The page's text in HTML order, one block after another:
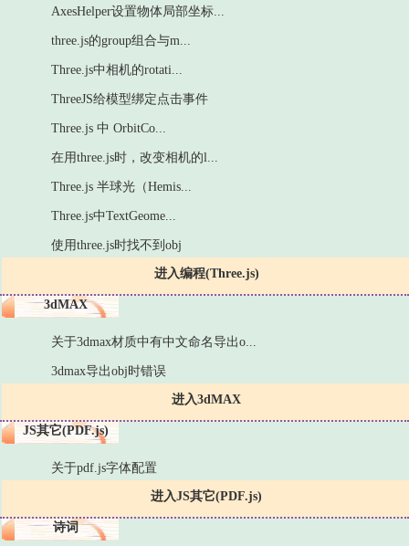
进入编程(Three.js)
AxesHelper设置物体局部坐标...
three.js的group组合与m...
Three.js中相机的rotati...
ThreeJS给模型绑定点击事件
Three.js 中 OrbitCo...
在用three.js时，改变相机的l...
Three.js 半球光（Hemis...
Three.js中TextGeome...
使用three.js时找不到obj
3dMAX
进入3dMAX
关于3dmax材质中有中文命名导出o...
3dmax导出obj时错误
JS其它(PDF.js)
进入JS其它(PDF.js)
关于pdf.js字体配置
诗词